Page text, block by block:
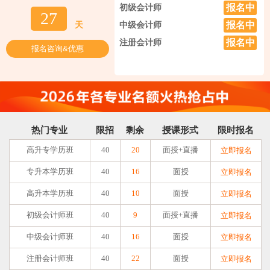
27 天
报名咨询&优惠
初级会计师 报名中
中级会计师 报名中
注册会计师 报名中
热门专业 限招 剩余 授课形式 限时报名
高升专学历班 40 20 面授+直播 立即报名
专升本学历班 40 16 面授 立即报名
高升本学历班 40 10 面授 立即报名
初级会计师班 40 9 面授+直播 立即报名
中级会计师班 40 16 面授 立即报名
注册会计师班 40 22 面授 立即报名